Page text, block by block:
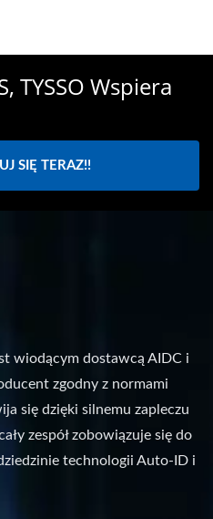
TYSSO Wspiera
SIĘ TERAZ!!
wiodącym dostawcą AIDC i
zgodny z normami
się dzięki silnemu zapleczu
zespół zobowiązuje się do
technologii Auto-ID i